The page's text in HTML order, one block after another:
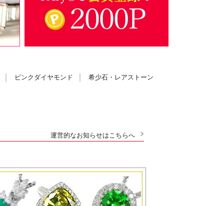
ピンクダイヤモンド 希少石・レアストーン
運営的なお知らせはこちらへ